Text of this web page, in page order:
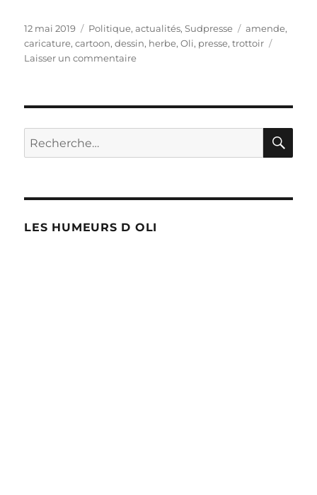
Publié
le
12 mai 2019 Catégories
Politique, actualités,Sudpresse Étiquettes
amende,
caricature,cartoon,dessin, herbe,Oli, presse,trottoir
Laisser un commentairesur
faire
trottoir
Recherche
pour :
LES HUMEURS D OLI